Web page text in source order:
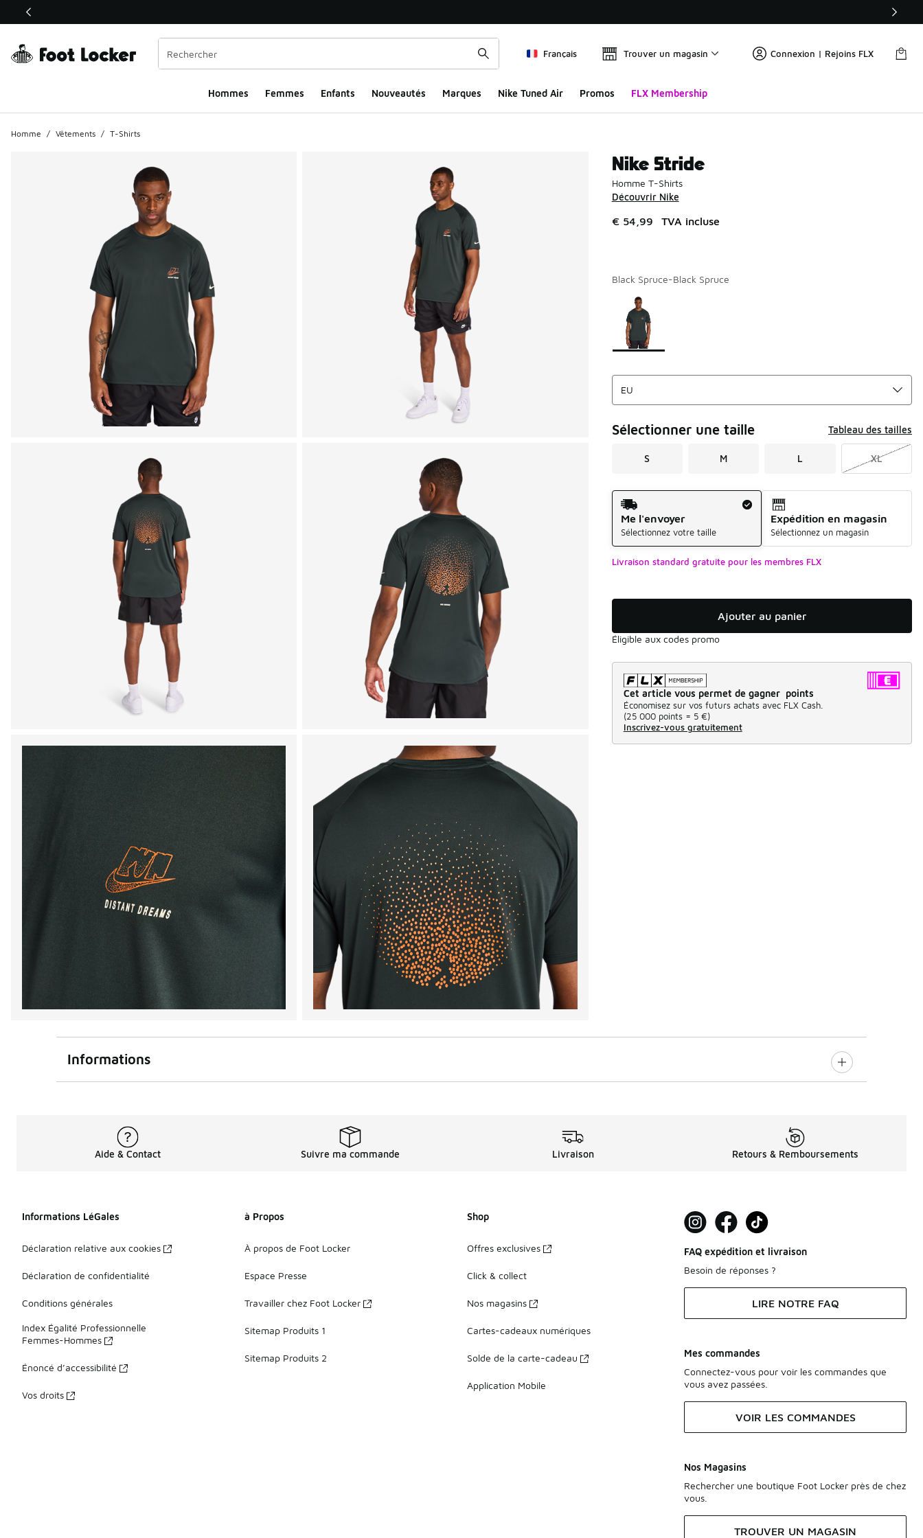
Ce lien ouvrira une nouvelle fenêtre
Français Trouver un magasin Connexion | Rejoins FLX
Hommes​ Femmes Enfants Nouveautés Marques Nike Tuned Air Promos FLX Membership
Homme / Vêtements / T-Shirts
Nike Stride
Homme T-Shirts
Découvrir Nike
€ 54,99 TVA incluse
Black Spruce-Black Spruce
Page 1 sur 1 affichant 1 à 1 des 1 couleurs.
Merci de sélectionner un style
Sélectionner une taille Tableau des tailles
S M L XL
Mode d'expédition
Me l'envoyer
Sélectionnez votre taille
Expédition en magasin
Sélectionnez un magasin
Livraison standard gratuite pour les membres FLX
Ajouter au panier
Éligible aux codes promo
Cet article vous permet de gagner points
Économisez sur vos futurs achats avec FLX Cash.
(25 000 points = 5 €)
Inscrivez-vous gratuitement
Informations
Aide & Contact Suivre ma commande Livraison Retours & Remboursements
Informations LéGales
Déclaration relative aux cookies
Déclaration de confidentialité
Conditions générales
Index Égalité Professionnelle
Femmes-Hommes
Énoncé d’accessibilité
Vos droits
à Propos
À propos de Foot Locker
Espace Presse
Travailler chez Foot Locker
Sitemap Produits 1
Sitemap Produits 2
Shop
Offres exclusives
Click & collect
Nos magasins
Cartes-cadeaux numériques
Solde de la carte-cadeau
Application Mobile
FAQ expédition et livraison
Besoin de réponses ?
LIRE NOTRE FAQ
Mes commandes
Connectez-vous pour voir les commandes que
vous avez passées.
VOIR LES COMMANDES
Nos Magasins
Rechercher une boutique Foot Locker près de chez
vous.
TROUVER UN MAGASIN